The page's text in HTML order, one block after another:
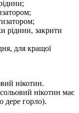
рідини, закрити
для кращої
нікотин.
нікотин має
дере горло).